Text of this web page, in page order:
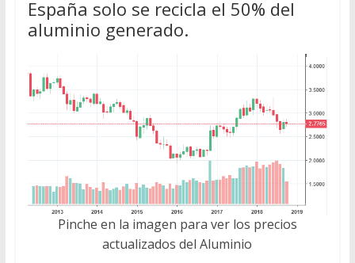
España solo se recicla el 50% del
aluminio generado.
Pinche en la imagen para ver los precios
actualizados del Aluminio